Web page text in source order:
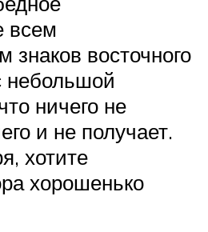
всем
знаков восточного
небольшой
ничего не
и не получает.
хотите
хорошенько